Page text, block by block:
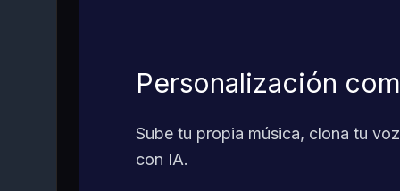
Personalización
Sube tu propia música, clona tu
con IA.